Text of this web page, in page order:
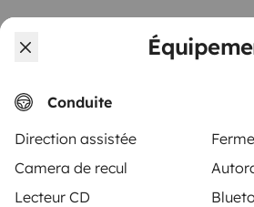
Conduite
Direction assistée
Camera de recul
Lecteur CD
À partir de